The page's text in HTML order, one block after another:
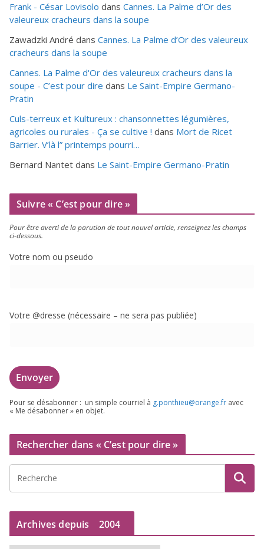
Frank - César Lovisolo dans Cannes. La Palme d’Or des
valeureux cracheurs dans la soupe
Zawadzki André dans Cannes. La Palme d’Or des valeureux
cracheurs dans la soupe
Cannes. La Palme d'Or des valeureux cracheurs dans la
soupe - C’est pour dire dans Le Saint-Empire Germano-
Pratin
Culs-terreux et Kultureux : chansonnettes légumières,
agricoles ou rurales - Ça se cultive ! dans Mort de Ricet
Barrier. V’là l” printemps pourri…
Bernard Nantet dans Le Saint-Empire Germano-Pratin
Suivre « C’est pour dire »
Pour être aver­ti de la paru­tion de tout nou­vel article, ren­sei­gnez les champs
ci-dessous.
Votre nom ou pseudo
Votre @dresse (néces­saire – ne sera pas publiée)
Pour se désa­bon­ner : un simple cour­riel à g.​ponthieu@​orange.​fr avec
« Me désa­bon­ner » en objet.
Rechercher dans « C’est pour dire »
Archives depuis 2004